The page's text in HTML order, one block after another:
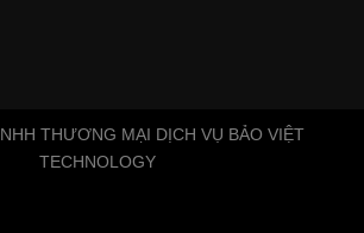
THƯƠNG MẠI DỊCH VỤ BẢO VIỆT
TECHNOLOGY